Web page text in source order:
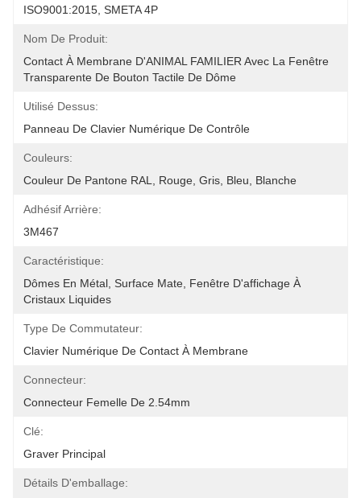
ISO9001:2015, SMETA 4P
Nom De Produit:
Contact À Membrane D'ANIMAL FAMILIER Avec La Fenêtre
Transparente De Bouton Tactile De Dôme
Utilisé Dessus:
Panneau De Clavier Numérique De Contrôle
Couleurs:
Couleur De Pantone RAL, Rouge, Gris, Bleu, Blanche
Adhésif Arrière:
3M467
Caractéristique:
Dômes En Métal, Surface Mate, Fenêtre D'affichage À
Cristaux Liquides
Type De Commutateur:
Clavier Numérique De Contact À Membrane
Connecteur:
Connecteur Femelle De 2.54mm
Clé:
Graver Principal
Détails D'emballage: